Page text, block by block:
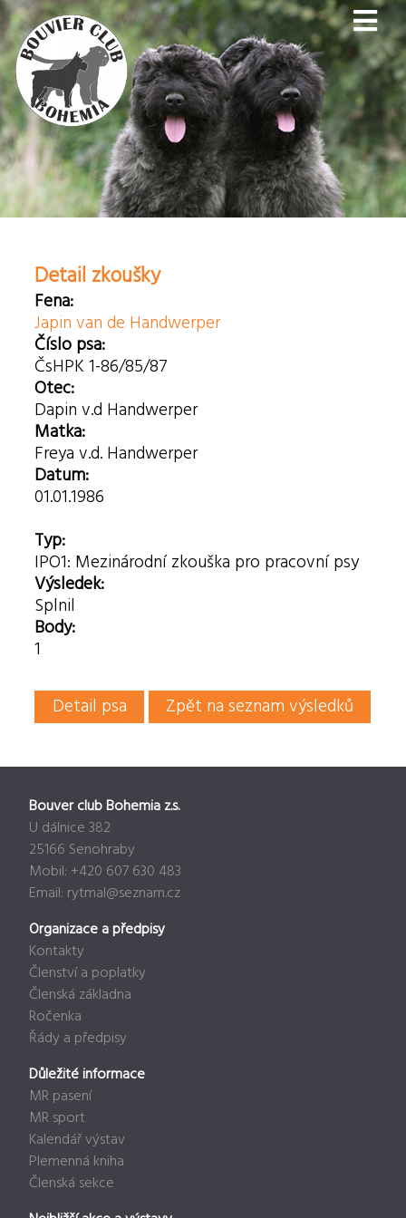
Detail zkoušky
Fena:
Japin van de Handwerper
Číslo psa:
ČsHPK 1-86/85/87
Otec:
Dapin v.d Handwerper
Matka:
Freya v.d. Handwerper
Datum:
01.01.1986
Typ:
IPO1: Mezinárodní zkouška pro pracovní psy
Výsledek:
Splnil
Body:
1
Detail psa Zpět na seznam výsledků
Bouver club Bohemia z.s.
U dálnice 382
25166 Senohraby
Mobil: +420 607 630 483
Email: rytmal@seznam.cz
Organizace a předpisy
Kontakty
Členství a poplatky
Členská základna
Ročenka
Řády a předpisy
Důležité informace
MR pasení
MR sport
Kalendář výstav
Plemenná kniha
Členská sekce